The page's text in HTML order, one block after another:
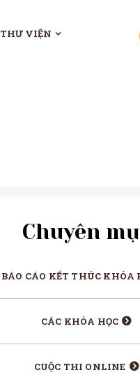
THƯ VIỆN
Chuyên
BÁO CÁO KẾT THÚC KHÓA
CÁC KHÓA HỌC
CUỘC THI ONLINE